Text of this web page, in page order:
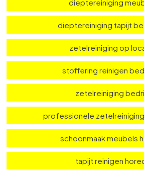
professionele
onderhoudscontract
dieptereiniging
dieptereiniging tapijt
zetelreiniging op
stoffering reinigen
zetelreiniging